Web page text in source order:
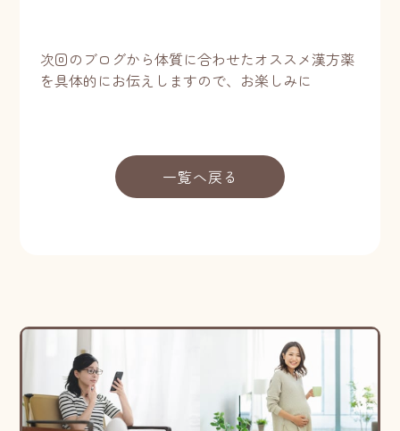
次回のブログから体質に合わせたオススメ漢方薬
を具体的にお伝えしますので、お楽しみに
一覧へ戻る